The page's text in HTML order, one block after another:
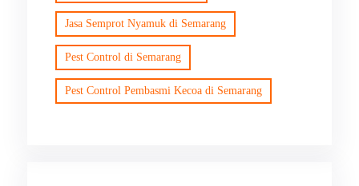
Jasa Semprot Nyamuk di Semarang
Pest Control di Semarang
Pest Control Pembasmi Kecoa di Semarang